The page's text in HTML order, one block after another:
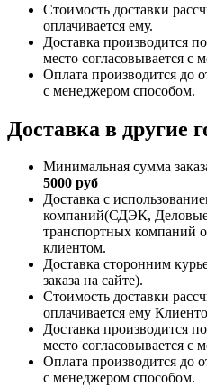
Стоимость доставки
оплачивается ему.
Доставка производится
место согласовывается с
Оплата производится до
с менеджером способом.
Доставка в другие
Минимальная сумма
5000 руб
Доставка с
компаний(СДЭК,
транспортных компаний
клиентом.
Доставка сторонним
заказа на сайте).
Стоимость доставки
оплачивается ему
Доставка производится
место согласовывается с
Оплата производится до
с менеджером способом.